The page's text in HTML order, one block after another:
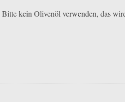
kein Olivenöl verwenden, das